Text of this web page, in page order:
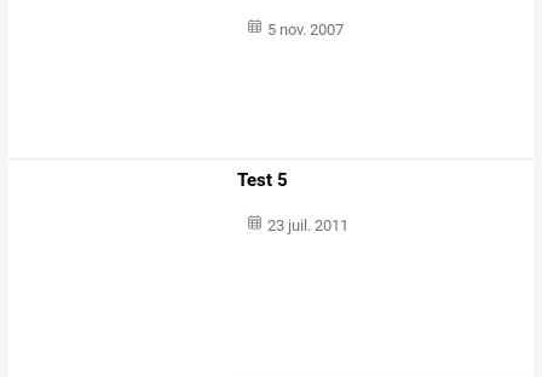
5 nov. 2007
Test 5
23 juil. 2011